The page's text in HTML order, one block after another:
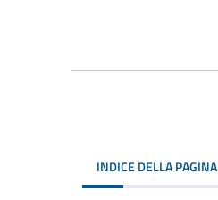
INDICE DELLA PAGINA